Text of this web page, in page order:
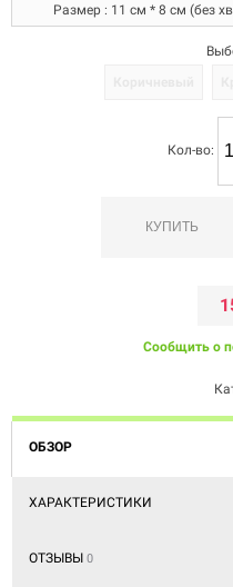
Размер : 11 см * 8 см (без
Кол-во:
Сообщить о
ОБЗОР
ХАРАКТЕРИСТИКИ
ОТЗЫВЫ 0